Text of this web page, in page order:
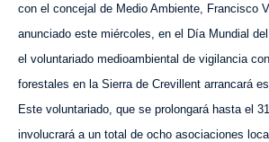
con el concejal de Medio Ambiente, Francisco
anunciado este miércoles , en el Día Mundial
el voluntariado medioambiental de vigilancia
forestales en la Sierra de Crevillent arrancará
Este voluntariado, que se prolongará hasta el
involucrará a un total de ocho asociaciones